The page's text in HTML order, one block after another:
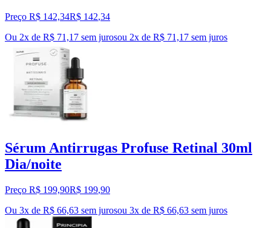
Preço R$ 142,34R$ 142,34
Ou 2x de R$ 71,17 sem jurosou 2x de R$ 71,17 sem juros
Sérum Antirrugas Profuse Retinal 30ml
Dia/noite
Preço R$ 199,90R$ 199,90
Ou 3x de R$ 66,63 sem jurosou 3x de R$ 66,63 sem juros